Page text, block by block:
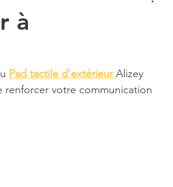
à
Pad tactile d'extérieur Alizey
renforcer votre communication